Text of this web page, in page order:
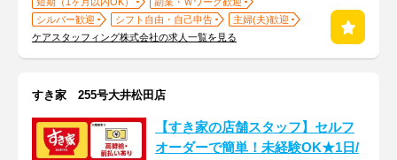
シルバー歓迎
シフト自由・自己申告
主婦(夫)歓迎
ケアスタッフィング株式会社の求人一覧を見る
すき家 255号大井松田店
【すき家の店舗スタッフ】セルフ
オーダーで簡単！未経験OK★1日/